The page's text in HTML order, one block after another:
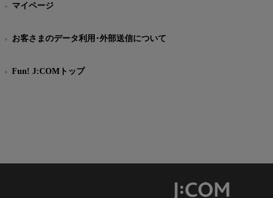
マイページ
お客さまのデータ利用･外部送信について
Fun! J:COMトップ